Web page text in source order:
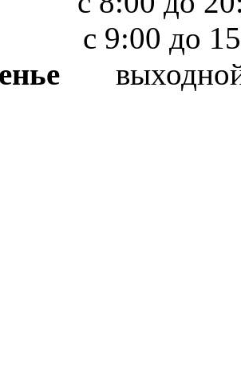
с 9:00 до